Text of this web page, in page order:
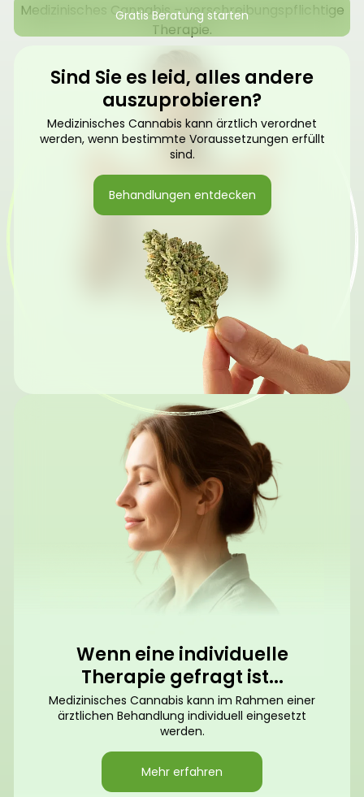
Medizinisches Cannabis – verschreibungspflichtige
Therapie.
Gratis Beratung starten
Sind Sie es leid, alles andere
auszuprobieren?
Medizinisches Cannabis kann ärztlich verordnet
werden, wenn bestimmte Voraussetzungen erfüllt
sind.
Behandlungen entdecken
Wenn eine individuelle
Therapie gefragt ist...
Medizinisches Cannabis kann im Rahmen einer
ärztlichen Behandlung individuell eingesetzt
werden.
Mehr erfahren